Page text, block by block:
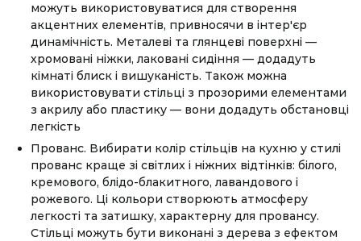
можуть використовуватися для створення
акцентних елементів, привносячи в інтер'єр
динамічність. Металеві та глянцеві поверхні —
хромовані ніжки, лаковані сидіння — додадуть
кімнаті блиск і вишуканість. Також можна
використовувати стільці з прозорими елементами
з акрилу або пластику — вони додадуть обстановці
легкість
Прованс. Вибирати колір стільців на кухню у стилі
прованс краще зі світлих і ніжних відтінків: білого,
кремового, блідо-блакитного, лавандового і
рожевого. Ці кольори створюють атмосферу
легкості та затишку, характерну для провансу.
Стільці можуть бути виконані з дерева з ефектом